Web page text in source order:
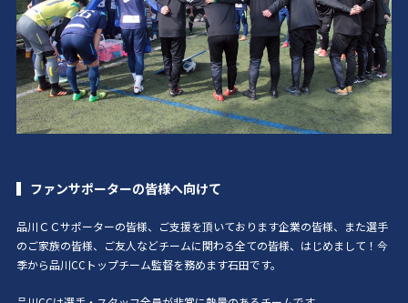
ファンサポーターの皆様へ向けて
品川ＣＣサポーターの皆様、ご支援を頂いております企業の皆様、また選手
のご家族の皆様、ご友人などチームに関わる全ての皆様、はじめまして！今
季から品川CCトップチーム監督を務めます石田です。